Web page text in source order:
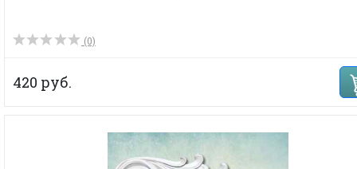
(0)
420 руб.